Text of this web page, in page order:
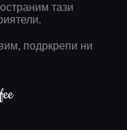
тази
подркрепи ни